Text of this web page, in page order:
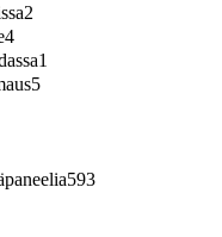
2
4
1
5
593